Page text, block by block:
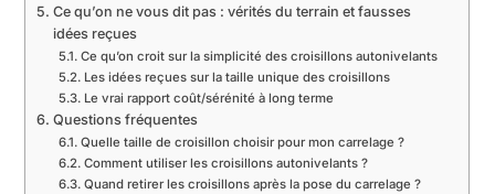
Ce qu’on ne vous dit pas : vérités du terrain et fausses
idées reçues
Ce qu’on croit sur la simplicité des croisillons autonivelants
Les idées reçues sur la taille unique des croisillons
Le vrai rapport coût/sérénité à long terme
Questions fréquentes
Quelle taille de croisillon choisir pour mon carrelage ?
Comment utiliser les croisillons autonivelants ?
Quand retirer les croisillons après la pose du carrelage ?